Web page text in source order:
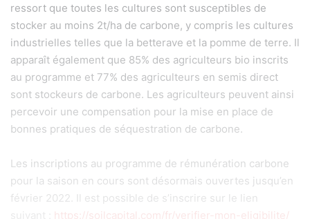
ressort que toutes les cultures sont susceptibles de
stocker au moins 2t/ha de carbone, y compris les cultures
industrielles telles que la betterave et la pomme de terre. Il
apparaît également que 85% des agriculteurs bio inscrits
au programme et 77% des agriculteurs en semis direct
sont stockeurs de carbone. Les agriculteurs peuvent ainsi
percevoir une compensation pour la mise en place de
bonnes pratiques de séquestration de carbone.
Les inscriptions au programme de rémunération carbone
pour la saison en cours sont désormais ouvertes jusqu’en
février 2022. Il est possible de s’inscrire sur le lien
https://soilcapital.com/fr/verifier-mon-eligibilite/